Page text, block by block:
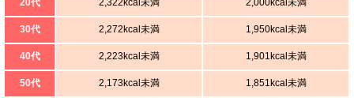
20代 2,322kcal未満 2,000kcal未満
30代 2,272kcal未満 1,950kcal未満
40代 2,223kcal未満 1,901kcal未満
50代 2,173kcal未満 1,851kcal未満